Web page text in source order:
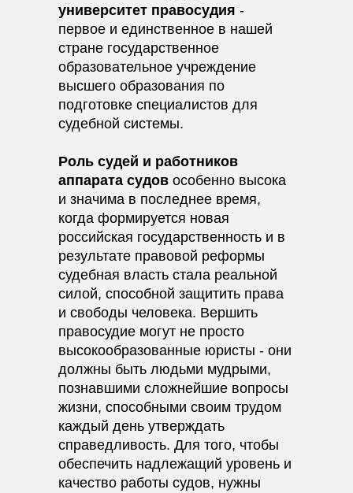
университет правосудия -
первое и единственное в нашей
стране государственное
образовательное учреждение
высшего образования по
подготовке специалистов для
судебной системы.
Роль судей и работников
аппарата судов особенно высока
и значима в последнее время,
когда формируется новая
российская государственность и в
результате правовой реформы
судебная власть стала реальной
силой, способной защитить права
и свободы человека. Вершить
правосудие могут не просто
высокообразованные юристы - они
должны быть людьми мудрыми,
познавшими сложнейшие вопросы
жизни, способными своим трудом
каждый день утверждать
справедливость. Для того, чтобы
обеспечить надлежащий уровень и
качество работы судов, нужны